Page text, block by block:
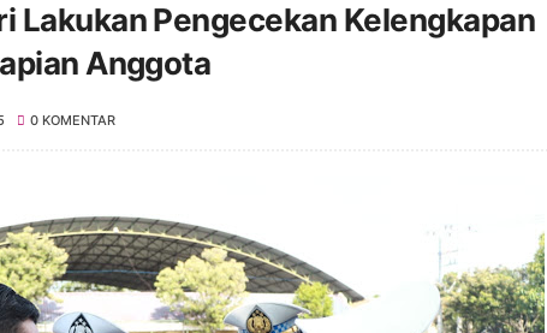
Lakukan Pengecekan Kelengkapan
Anggota
0 KOMENTAR